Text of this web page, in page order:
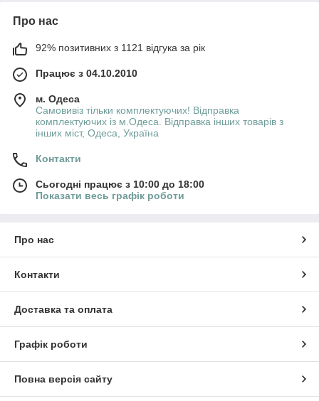
Про нас
92% позитивних з 1121 відгука за рік
Працює з 04.10.2010
м. Одеса
Самовивіз тільки комплектуючих! Відправка
комплектуючих із м.Одеса. Відправка інших товарів з
інших міст, Одеса, Україна
Контакти
Сьогодні працює з 10:00 до 18:00
Показати весь графік роботи
Про нас
Контакти
Доставка та оплата
Графік роботи
Повна версія сайту